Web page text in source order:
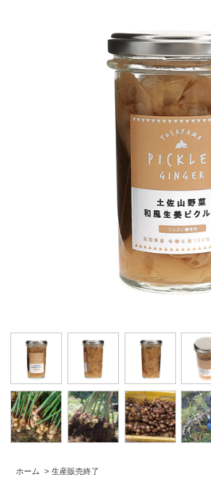
ホーム > 生産販売終了